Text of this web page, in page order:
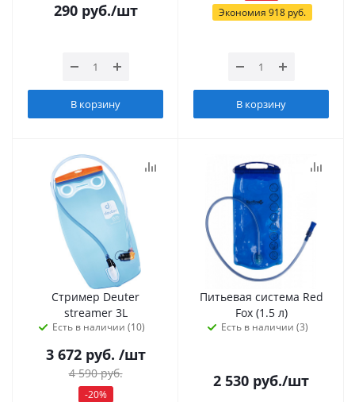
290руб./шт
В корзину
Экономия 918 руб.
В корзину
Стример Deuter
streamer 3L
Есть в наличии (10)
3 672руб. /шт
4 590руб.
-20%
Питьевая система Red
Fox (1.5 л)
Есть в наличии (3)
2 530 руб./шт